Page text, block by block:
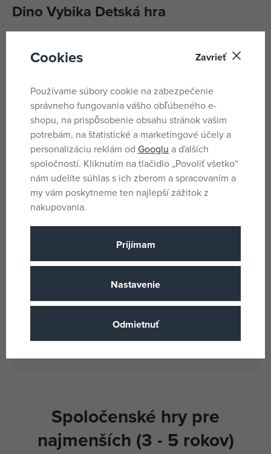
Dino Vybika Detská hra
hráčov od troch rokov. Komu sa podarí zostať v hre ako
Parametre
Pohlavie Pro holky i kluky
Farba Viacfarebné
Materiál TvrdenéPapir
Vek od
Krajina pôvodu CZ
Výrobca / Dodávateľ
produkty)
Spoločenské hry pre
najmenších (3 - 5 rokov)
Cookies Zavrieť
Používame súbory cookie na zabezpečenie
správneho fungovania vášho obľúbeného e-
shopu, na prispôsobenie obsahu stránok vašim
potrebám, na štatistické a marketingové účely a
personalizáciu reklám od Googlu a ďalších
spoločností. Kliknutím na tlačidlo „Povoliť všetko“
nám udelíte súhlas s ich zberom a spracovaním a
my vám poskytneme ten najlepší zážitok z
nakupovania.
Prijímam
Nastavenie
Odmietnuť